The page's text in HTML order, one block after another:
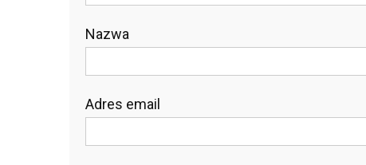
Nazwa
Adres email